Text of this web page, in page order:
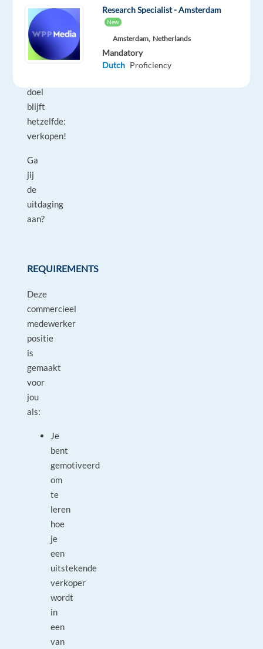
elk
gesprek
anders,
maar
doel
blijft
hetzelfde:
verkopen!
Ga
jij
de
uitdaging
aan?
REQUIREMENTS
Deze
commercieel
medewerker
positie
is
gemaakt
voor
jou
als:
Je
bent
gemotiveerd
om
te
leren
hoe
je
een
uitstekende
verkoper
wordt
in
een
van
Research Specialist - Amsterdam
New
Amsterdam, Netherlands
Mandatory
Dutch Proficiency